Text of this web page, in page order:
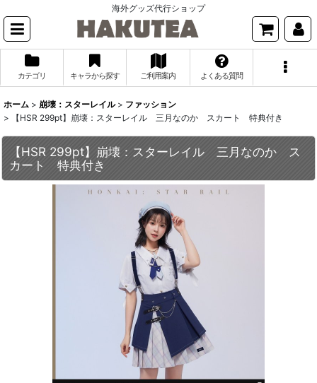
海外グッズ代行ショップ
カテゴリ キャラから探す ご利用案内 よくある質問
ホーム > 崩壊：スターレイル > ファッション
>
【HSR 299pt】崩壊：スターレイル 三月なのか スカート 特典付き
【HSR 299pt】崩壊：スターレイル 三月なのか ス
カート 特典付き